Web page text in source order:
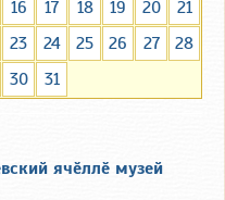
16 17 18 19 20
21
23 24 25 26 27
28
30 31
ячӗллӗ музей